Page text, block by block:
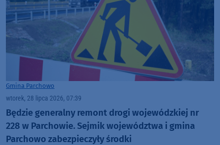
Gmina Parchowo
wtorek, 28 lipca 2026, 07:39
Będzie generalny remont drogi wojewódzkiej nr
228 w Parchowie. Sejmik województwa i gmina
Parchowo zabezpieczyły środki